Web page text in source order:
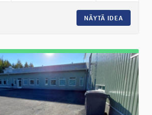
NÄYTÄ IDEA